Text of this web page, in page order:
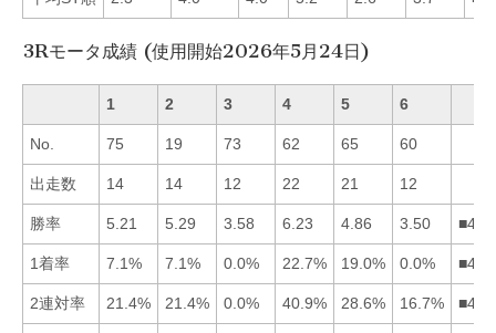
3Rモータ成績 (使用開始2026年5月24日)
1 2 3 4 5 6
No. 75 19 73 62 65 60
出走数 14 14 12 22 21 12
勝率 5.21 5.29 3.58 6.23 4.86 3.50
1着率 7.1% 7.1% 0.0% 22.7% 19.0% 0.0%
2連対率 21.4% 21.4% 0.0% 40.9% 28.6% 16.7%